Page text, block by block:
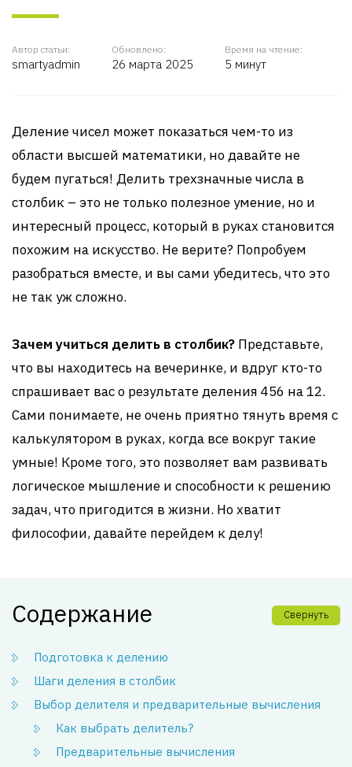
Автор статьи:
smartyadmin
Обновлено:
26 марта 2025
Время на чтение:
5 минут
Деление чисел может показаться чем-то из
области высшей математики, но давайте не
будем пугаться! Делить трехзначные числа в
столбик – это не только полезное умение, но и
интересный процесс, который в руках становится
похожим на искусство. Не верите? Попробуем
разобраться вместе, и вы сами убедитесь, что это
не так уж сложно.
Зачем учиться делить в столбик? Представьте,
что вы находитесь на вечеринке, и вдруг кто-то
спрашивает вас о результате деления 456 на 12.
Сами понимаете, не очень приятно тянуть время с
калькулятором в руках, когда все вокруг такие
умные! Кроме того, это позволяет вам развивать
логическое мышление и способности к решению
задач, что пригодится в жизни. Но хватит
философии, давайте перейдем к делу!
Содержание Свернуть
Подготовка к делению
Шаги деления в столбик
Выбор делителя и предварительные вычисления
Как выбрать делитель?
Предварительные вычисления